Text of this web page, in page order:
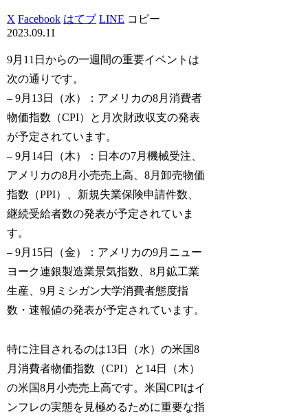
X Facebook はてブ LINE コピー
2023.09.11
9月11日からの一週間の重要イベントは
次の通りです。
– 9月13日（水）：アメリカの8月消費者
物価指数（CPI）と月次財政収支の発表
が予定されています。
– 9月14日（木）：日本の7月機械受注、
アメリカの8月小売売上高、8月卸売物価
指数（PPI）、新規失業保険申請件数、
継続受給者数の発表が予定されていま
す。
– 9月15日（金）：アメリカの9月ニュー
ヨーク連銀製造業景気指数、8月鉱工業
生産、9月ミシガン大学消費者態度指
数・速報値の発表が予定されています。
特に注目されるのは13日（水）の米国8
月消費者物価指数（CPI）と14日（木）
の米国8月小売売上高です。米国CPIはイ
ンフレの実態を見極めるために重要な指